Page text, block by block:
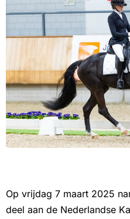
Op vrijdag 7 maart 2025
deel aan de Nederlandse